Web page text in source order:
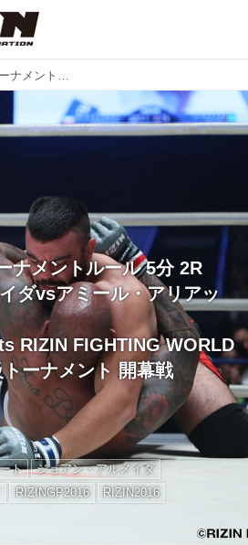
第5試合 RIZIN トーナメントルール 5分 2R ジョアン・アルメイダvsアミール・アリアックバリ Cygames presents RIZIN FIGHTING WORLD GP 2016 無差別級トーナメント 開幕戦
ナメントルール 5分 2R
ダvsアミール・アリアッ
RIZIN FIGHTING WORLD
ーナメント 開幕戦
ト
ジョアン・アルメイダ
RIZINGP2016
RIZIN2016